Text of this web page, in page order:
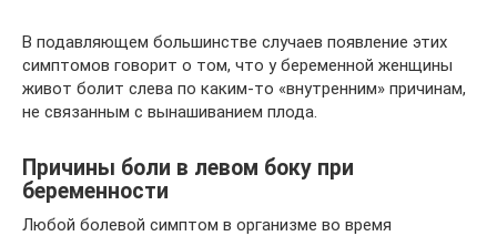
В подавляющем большинстве случаев появление этих
симптомов говорит о том, что у беременной женщины
живот болит слева по каким-то «внутренним» причинам,
не связанным с вынашиванием плода.
Причины боли в левом боку при
беременности
Любой болевой симптом в организме во время